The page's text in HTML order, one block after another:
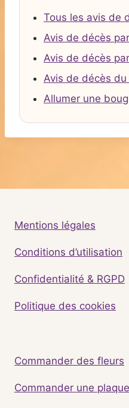
Tous les avis de
Avis de décès
Avis de décès
Avis de décès
Allumer une
Mentions légales
Conditions d’utilisation
Confidentialité & RGPD
Politique des cookies
Commander des fleurs
Commander une